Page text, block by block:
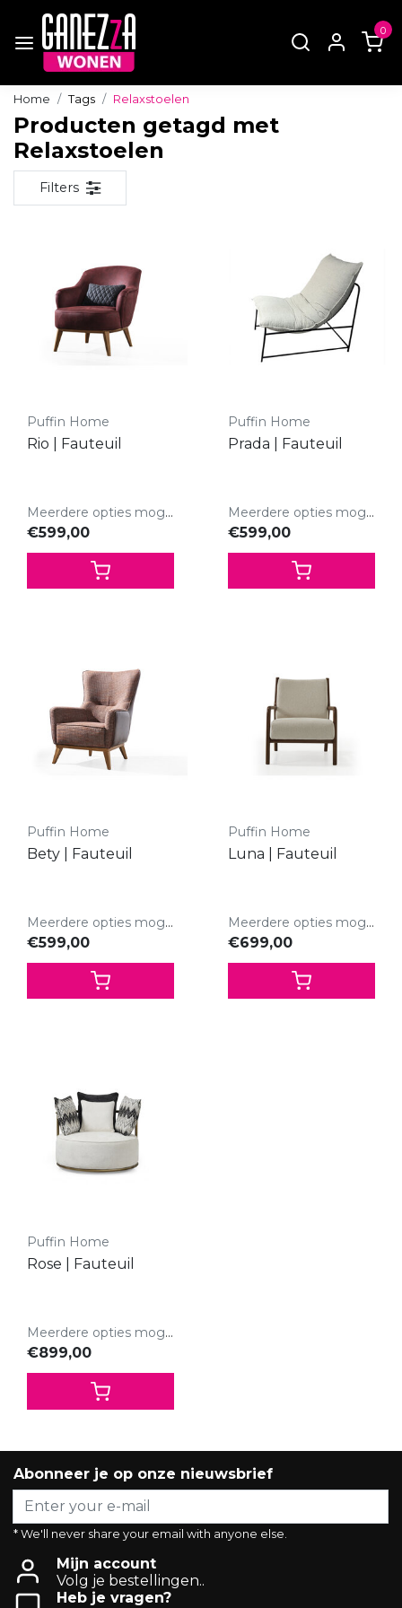
0
Home Tags Relaxstoelen
Producten getagd met
Relaxstoelen
Filters
Puffin Home
Rio | Fauteuil
Meerdere opties mogelijk.
€599,00
Puffin Home
Prada | Fauteuil
Meerdere opties mogelijk.
€599,00
Puffin Home
Bety | Fauteuil
Meerdere opties mogelijk.
€599,00
Puffin Home
Luna | Fauteuil
Meerdere opties mogelijk.
€699,00
Puffin Home
Rose | Fauteuil
Meerdere opties mogelijk.
€899,00
Abonneer je op onze nieuwsbrief
* We'll never share your email with anyone else.
Mijn account
Volg je bestellingen..
Heb je vragen?